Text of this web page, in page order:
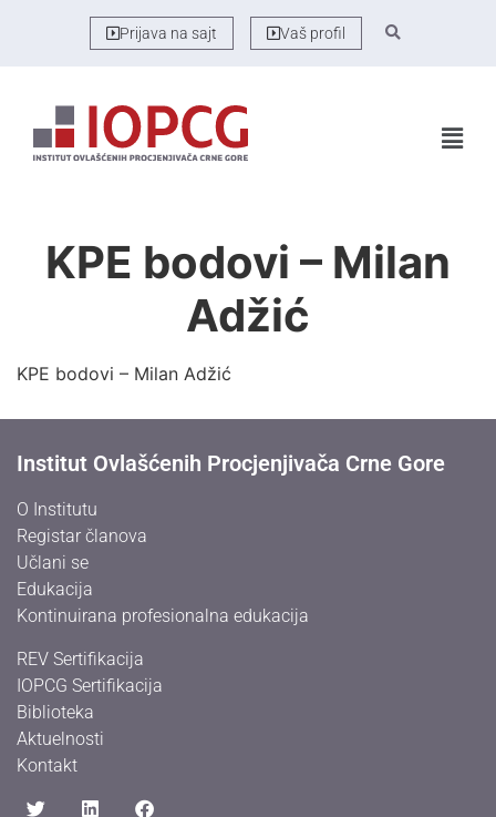
Prijava na sajt Vaš profil
KPE bodovi – Milan
Adžić
KPE bodovi – Milan Adžić
Institut Ovlašćenih Procjenjivača Crne Gore
O Institutu
Registar članova
Učlani se
Edukacija
Kontinuirana profesionalna edukacija
REV Sertifikacija
IOPCG Sertifikacija
Biblioteka
Aktuelnosti
Kontakt